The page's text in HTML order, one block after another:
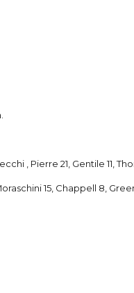
, Pierre 21, Gentile 11,
15, Chappell 8,